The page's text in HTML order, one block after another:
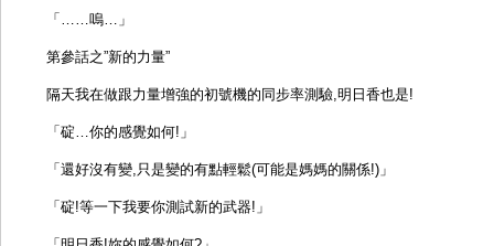
「……嗚…」
第參話之”新的力量”
隔天我在做跟力量增強的初號機的同步率測驗,明日香也是!
「碇…你的感覺如何!」
「還好沒有變,只是變的有點輕鬆(可能是媽媽的關係!)」
「碇!等一下我要你測試新的武器!」